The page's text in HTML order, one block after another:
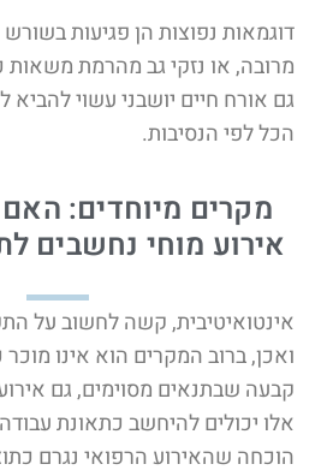
דוגמאות נפוצות הן פגיעות
מרובה, או נזקי גב מהרמת משאות
גם אורח חיים יושבני עשוי להביא
הכל לפי הנסיבות.
מקרים מיוחדים:
אירוע מוחי נחשבים
אינטואיטיבית, קשה לחשוב על
ואכן, ברוב המקרים הוא אינו
קבעה שבתנאים מסוימים, גם
אלו יכולים להיחשב כתאונת
הוכחה שהאירוע הרפואי נגרם